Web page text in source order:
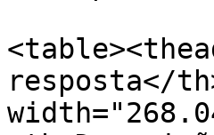
resposta</